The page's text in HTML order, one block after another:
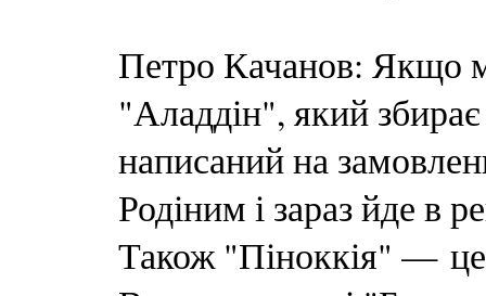
Петро Качанов: Якщо
"Аладдін", який
написаний на
Родіним і зараз йде в
Також "Піноккія" — це